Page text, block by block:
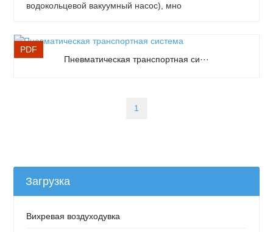
водокольцевой вакуумный насос), мно
PDF
Пневматическая транспортная си···
1
Загрузка
Вихревая воздуходувка